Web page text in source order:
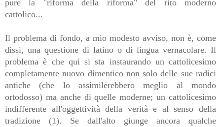
pure la "riforma della riforma" del rito moderno
cattolico...
Il problema di fondo, a mio modesto avviso, non è, come
dissi, una questione di latino o di lingua vernacolare. Il
problema è che qui si sta instaurando un cattolicesimo
completamente nuovo dimentico non solo delle sue radici
antiche (che lo assimilerebbero meglio al mondo
ortodosso) ma anche di quelle moderne; un cattolicesimo
indifferente all'oggettività della verità e al senso della
tradizione (1). Se dall'alto giunge ancora qualche